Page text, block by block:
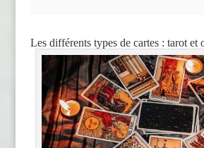
Les différents types de cartes : tarot et